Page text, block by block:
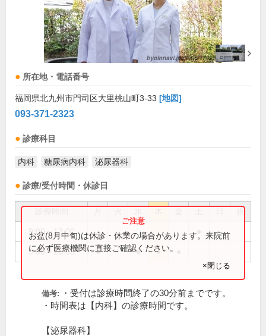
所在地・電話番号
福岡県北九州市門司区大里桃山町3-33 [地図]
093-371-2323
診療科目
内科 糖尿病内科 泌尿器科
診療/受付時間・休診日
祝
9:00～13:00
9:00～16:00 ● ● ●
お盆(8月中旬)は休診・休業の場合があります。来院前
に必ず医療機関に直接ご確認ください。
×閉じる
備考:
・受付は診療時間終了の30分前までです。
・時間表は【内科】の診療時間です。
【泌尿器科】